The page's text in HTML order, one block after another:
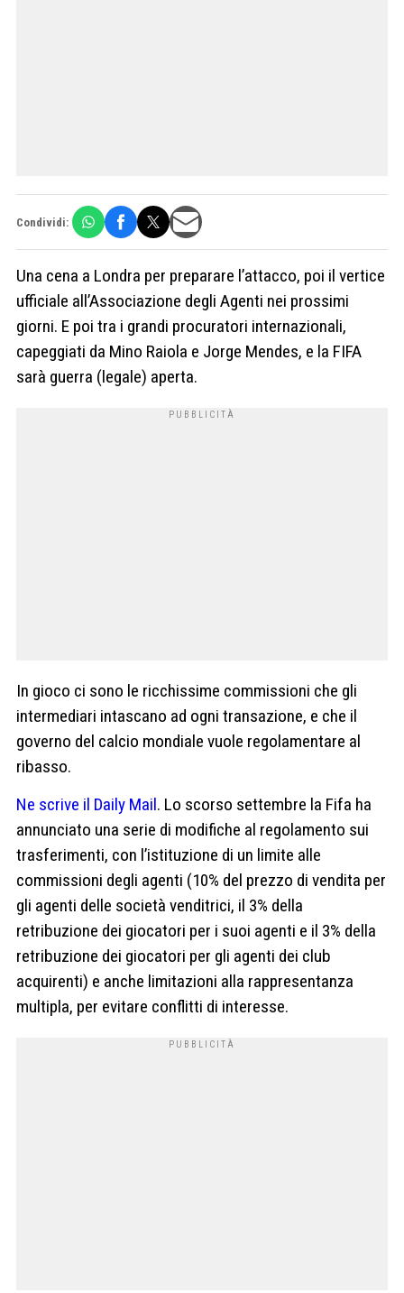
Condividi:
Una cena a Londra per preparare l’attacco, poi il vertice
ufficiale all’Associazione degli Agenti nei prossimi
giorni. E poi tra i grandi procuratori internazionali,
capeggiati da Mino Raiola e Jorge Mendes, e la FIFA
sarà guerra (legale) aperta.
In gioco ci sono le ricchissime commissioni che gli
intermediari intascano ad ogni transazione, e che il
governo del calcio mondiale vuole regolamentare al
ribasso.
Ne scrive il Daily Mail. Lo scorso settembre la Fifa ha
annunciato una serie di modifiche al regolamento sui
trasferimenti, con l’istituzione di un limite alle
commissioni degli agenti (10% del prezzo di vendita per
gli agenti delle società venditrici, il 3% della
retribuzione dei giocatori per i suoi agenti e il 3% della
retribuzione dei giocatori per gli agenti dei club
acquirenti) e anche limitazioni alla rappresentanza
multipla, per evitare conflitti di interesse.